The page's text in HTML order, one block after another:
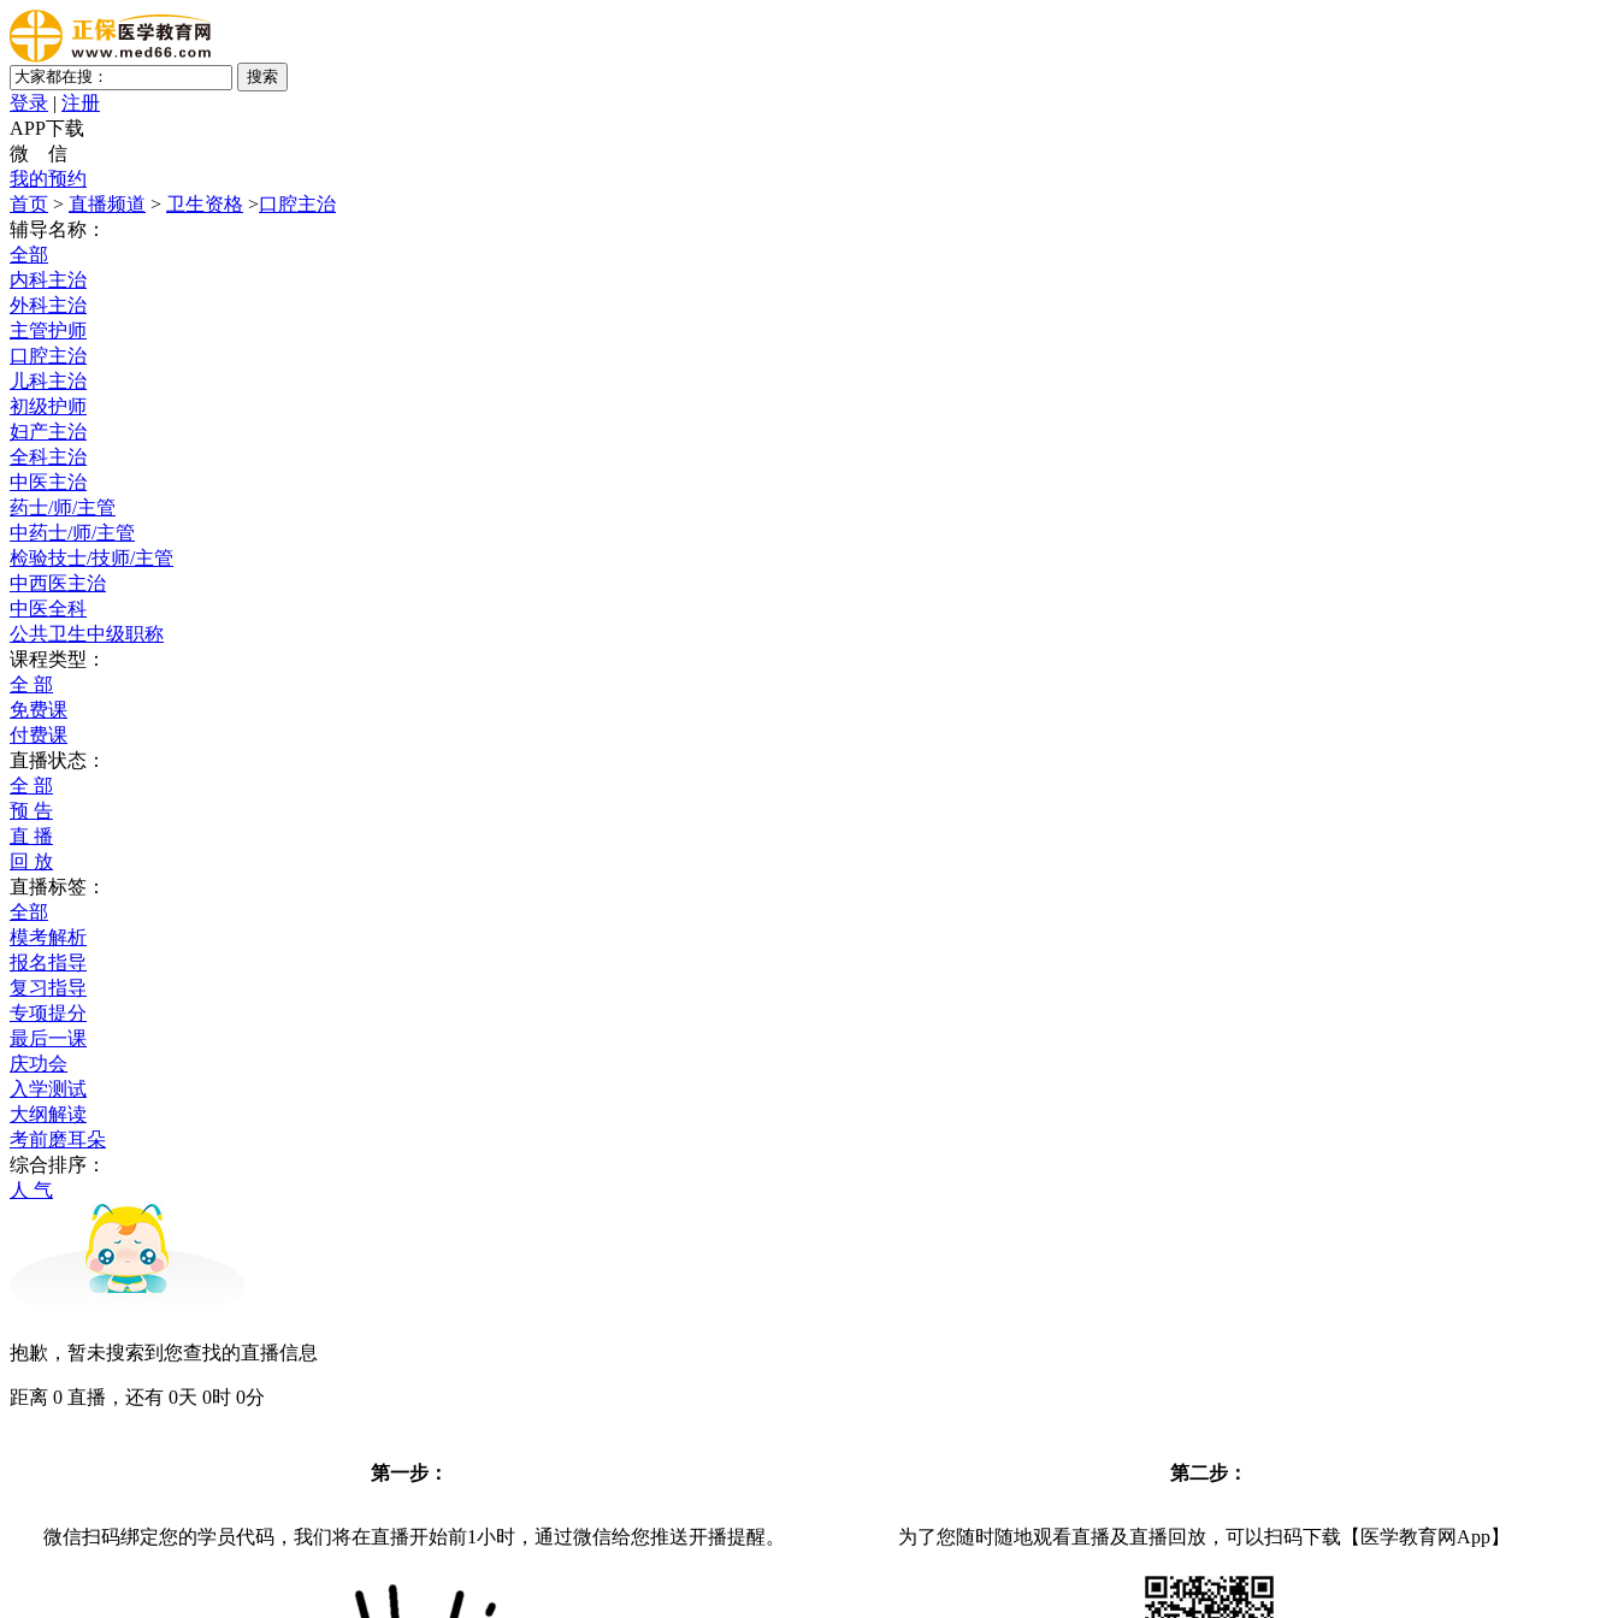
登录 | 注册
APP下载
微 信
我的预约
首页 > 直播频道 > 卫生资格 >口腔主治
辅导名称：
全部
内科主治
外科主治
主管护师
口腔主治
儿科主治
初级护师
妇产主治
全科主治
中医主治
药士/师/主管
中药士/师/主管
检验技士/技师/主管
中西医主治
中医全科
公共卫生中级职称
课程类型：
全 部
免费课
付费课
直播状态：
全 部
预 告
直 播
回 放
直播标签：
全部
模考解析
报名指导
复习指导
专项提分
最后一课
庆功会
入学测试
大纲解读
考前磨耳朵
综合排序：
人 气
抱歉，暂未搜索到您查找的直播信息
距离 0 直播，还有 0天 0时 0分
第一步：
微信扫码绑定您的学员代码，我们将在直播开始前1小时，通过微信给您推送开播提醒。
第二步：
为了您随时随地观看直播及直播回放，可以扫码下载【医学教育网App】